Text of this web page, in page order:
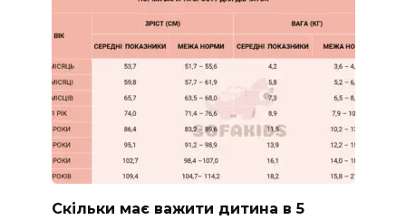
Скільки має важити дитина в 5